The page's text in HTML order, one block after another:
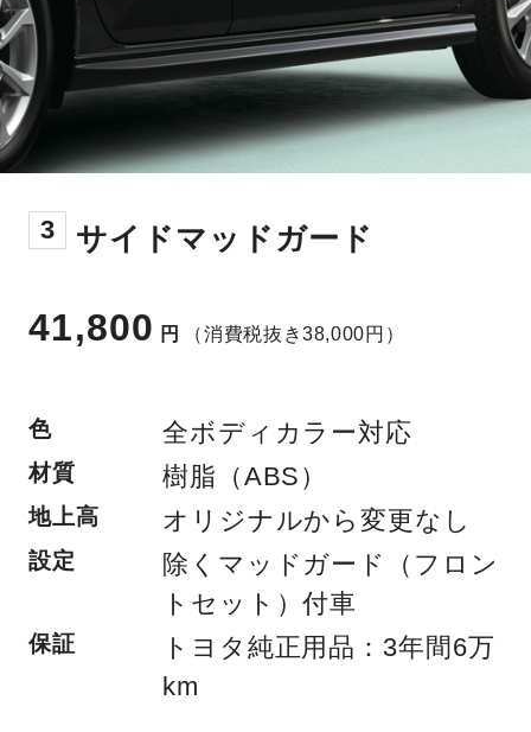
3 サイドマッドガード
41,800 円 （消費税抜き38,000円）
色 全ボディカラー対応
材質 樹脂（ABS）
地上高 オリジナルから変更なし
設定
除くマッドガード（フロン
トセット）付車
保証
トヨタ純正用品：3年間6万
km